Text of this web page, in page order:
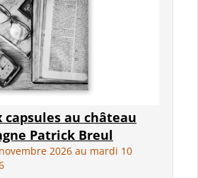
capsules au château
Patrick Breul
2026 au mardi 10